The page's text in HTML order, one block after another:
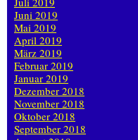
Juni 2019
Mai 2019
April 2019
März 2019
Februar 2019
Januar 2019
Dezember 2018
November 2018
Oktober 2018
September 2018